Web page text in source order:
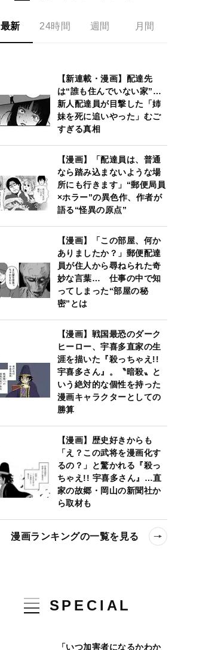
最新 24時間 週間 月間
【新連載・漫画】配達先
は“誰も住んでいない家”…
新人配達員が目撃した「姉
妹を死に追いやった」むご
すぎる真相
【漫画】「配達員は、普通
なら踏み込まないような場
所にも行きます」“郵便局員
×ホラー”の異色作、作者が
語る“怪異の原点”
【漫画】「この部屋、何か
ありましたか？」郵便配達
員が住人から尋ねられた奇
妙な言葉… 仕事の中で知
ってしまった“部屋の秘
密”とは
【漫画】戦国最恐のダーク
ヒーロー、宇喜多直家の生
涯を描いた『殺っちゃえ!!
宇喜多さん』。〝暗殺〟と
いう絶対的な個性を持った
漫画キャラクターとしての
勝算
【漫画】歴史好きからも
「え？この武将を漫画化す
るの？」と驚かれる『殺っ
ちゃえ!! 宇喜多さん』…直
家の故郷・岡山の新聞社か
ら取材も
漫画ランキングの一覧を見る
SPECIAL
「いつ加害者になるかわか